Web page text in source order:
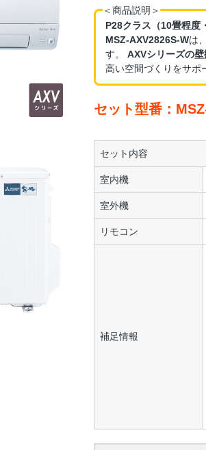
＜商品説明＞
P28クラス（10畳程度
MSZ-AXV2826S-Wは、
す。 AXVシリーズの壁
高い空間づくりをサポ
セット型番：
セット内容
室内機
室外機
リモコン
補足情報